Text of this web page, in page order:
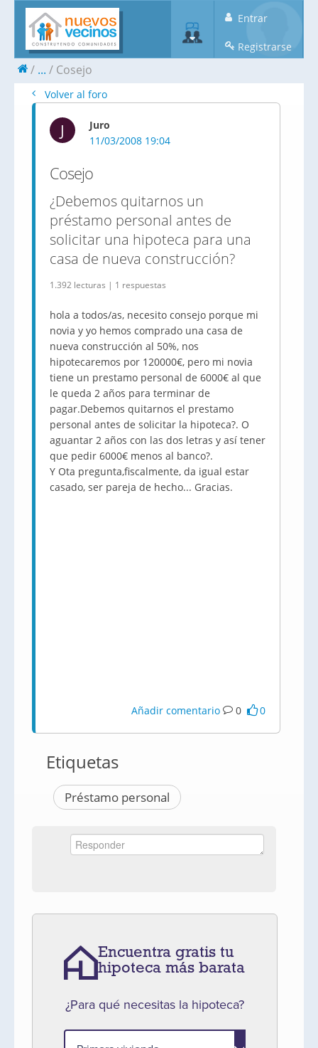
Entrar
Registrarse
... Cosejo
Volver al foro
J
Juro
11/03/2008 19:04
Cosejo
¿Debemos quitarnos un
préstamo personal antes de
solicitar una hipoteca para una
casa de nueva construcción?
1.392 lecturas | 1 respuestas
hola a todos/as, necesito consejo porque mi
novia y yo hemos comprado una casa de
nueva construcción al 50%, nos
hipotecaremos por 120000€, pero mi novia
tiene un prestamo personal de 6000€ al que
le queda 2 años para terminar de
pagar.Debemos quitarnos el prestamo
personal antes de solicitar la hipoteca?. O
aguantar 2 años con las dos letras y así tener
que pedir 6000€ menos al banco?.
Y Ota pregunta,fiscalmente, da igual estar
casado, ser pareja de hecho... Gracias.
Añadir comentario 0 0
Etiquetas
Préstamo personal
Encuentra gratis tu
hipoteca más barata
¿Para qué necesitas la hipoteca?